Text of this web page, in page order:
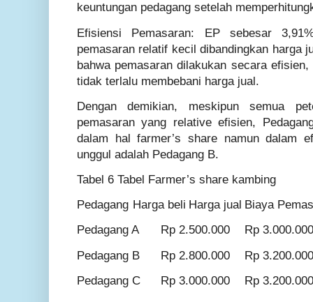
keuntungan pedagang setelah
Efisiensi Pemasaran: EP sebesar
pemasaran relatif kecil dibandingkan harga
bahwa pemasaran dilakukan secara
tidak terlalu membebani harga jual.
Dengan demikian, meskipun semua
pemasaran yang relative efisien,
dalam hal farmer’s share namun dalam
unggul adalah Pedagang B.
Tabel 6 Tabel Farmer’s share kambing
Pedagang Harga beli Harga jual Biaya
Pedagang A
Rp 2.500.000
Rp 3.000.000
Pedagang B
Rp 2.800.000
Rp 3.200.000
Pedagang C
Rp 3.000.000 Rp 3.200.000